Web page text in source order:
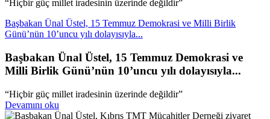
“Hiçbir güç millet iradesinin üzerinde değildir”
Başbakan Ünal Üstel, 15 Temmuz Demokrasi ve Milli Birlik
Günü’nün 10’uncu yılı dolayısıyla...
Başbakan Ünal Üstel, 15 Temmuz Demokrasi ve
Milli Birlik Günü’nün 10’uncu yılı dolayısıyla...
“Hiçbir güç millet iradesinin üzerinde değildir”
Devamını oku